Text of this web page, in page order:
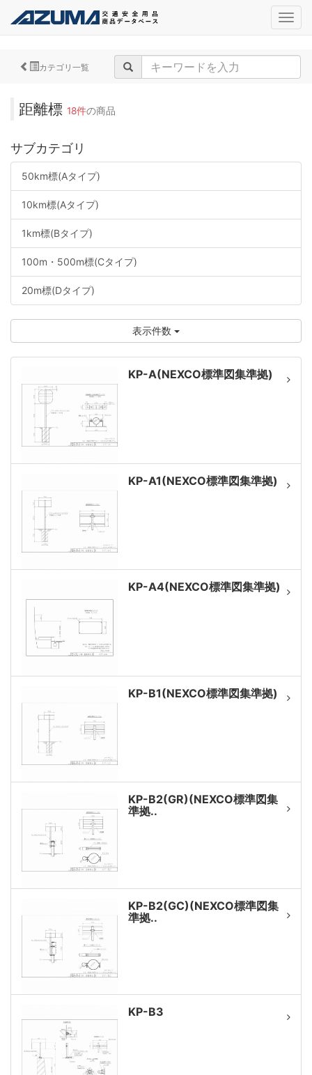
カテゴリ一覧
距離標 18件の商品
サブカテゴリ
50km標(Aタイプ)
10km標(Aタイプ)
1km標(Bタイプ)
100m・500m標(Cタイプ)
20m標(Dタイプ)
表示件数
KP-A(NEXCO標準図集準拠)
KP-A1(NEXCO標準図集準拠)
KP-A4(NEXCO標準図集準拠)
KP-B1(NEXCO標準図集準拠)
KP-B2(GR)(NEXCO標準図集
準拠..
KP-B2(GC)(NEXCO標準図集
準拠..
KP-B3